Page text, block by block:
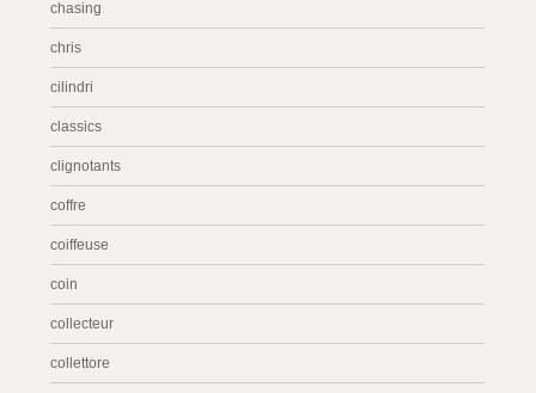
chasing
chris
cilindri
classics
clignotants
coffre
coiffeuse
coin
collecteur
collettore